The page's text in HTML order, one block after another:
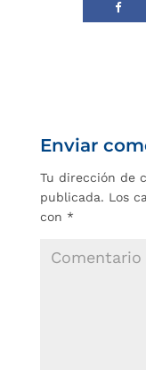
Enviar
Tu dirección de
publicada. Los
con *